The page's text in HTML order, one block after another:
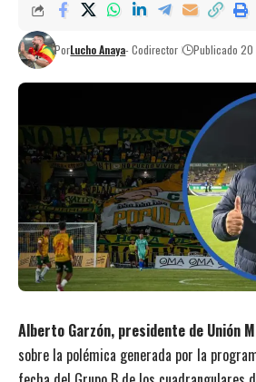
PorLucho Anaya- Codirector Publicado 20
Alberto Garzón, presidente de Unión
sobre la polémica generada por la